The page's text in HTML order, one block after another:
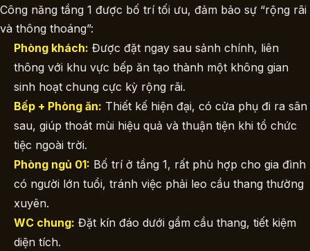
Công năng tầng 1 được bố trí tối ưu, đảm bảo sự “rộng rãi
và thông thoáng”:
Phòng khách: Được đặt ngay sau sảnh chính, liên
thông với khu vực bếp ăn tạo thành một không gian
sinh hoạt chung cực kỳ rộng rãi.
Bếp + Phòng ăn: Thiết kế hiện đại, có cửa phụ đi ra sân
sau, giúp thoát mùi hiệu quả và thuận tiện khi tổ chức
tiệc ngoài trời.
Phòng ngủ 01: Bố trí ở tầng 1, rất phù hợp cho gia đình
có người lớn tuổi, tránh việc phải leo cầu thang thường
xuyên.
WC chung: Đặt kín đáo dưới gầm cầu thang, tiết kiệm
diện tích.